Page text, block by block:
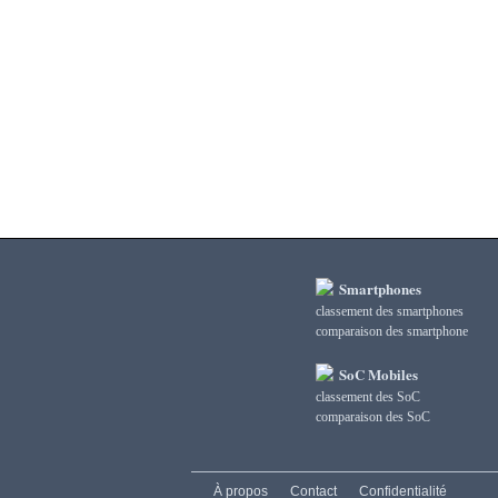
3DMark Wild Life Extreme Unlimited
3DMark Wild Life Unlimited
AndEBench Native
AnTuTu 10 MEM
Smartphones
classement des smartphones
сomparaison des smartphone
SoC Mobiles
classement des SoC
сomparaison des SoC
À propos Contact Confidentialité